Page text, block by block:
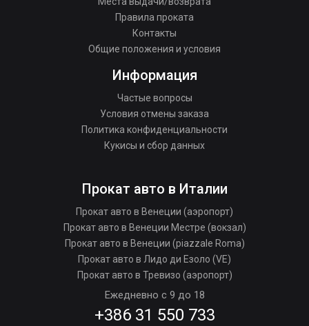
Правила проката
Контакты
Общие положения и условия
Информация
Частые вопросы
Условия отмены заказа
Политика конфиденциальности
Кукисы и сбор данных
Прокат авто в Италии
Прокат авто в Венеции (аэропорт)
Прокат авто в Венеции Местре (вокзал)
Прокат авто в Венеции (piazzale Roma)
Прокат авто в Лидо ди Езоло (VE)
Прокат авто в Тревизо (аэропорт)
Ежедневно с 9 до 18
+386 31 550 733